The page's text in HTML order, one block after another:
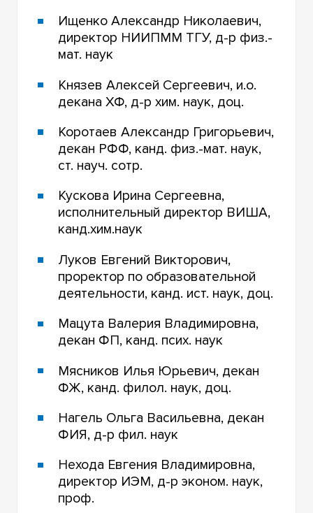
Ищенко Александр Николаевич,
директор НИИПММ ТГУ, д-р физ.-
мат. наук
Князев Алексей Сергеевич, и.о.
декана ХФ, д-р хим. наук, доц.
Коротаев Александр Григорьевич,
декан РФФ, канд. физ.-мат. наук,
ст. науч. сотр.
Кускова Ирина Сергеевна,
исполнительный директор ВИША,
канд.хим.наук
Луков Евгений Викторович,
проректор по образовательной
деятельности, канд. ист. наук, доц.
Мацута Валерия Владимировна,
декан ФП, канд. псих. наук
Мясников Илья Юрьевич, декан
ФЖ, канд. филол. наук, доц.
Нагель Ольга Васильевна, декан
ФИЯ, д-р фил. наук
Нехода Евгения Владимировна,
директор ИЭМ, д-р эконом. наук,
проф.